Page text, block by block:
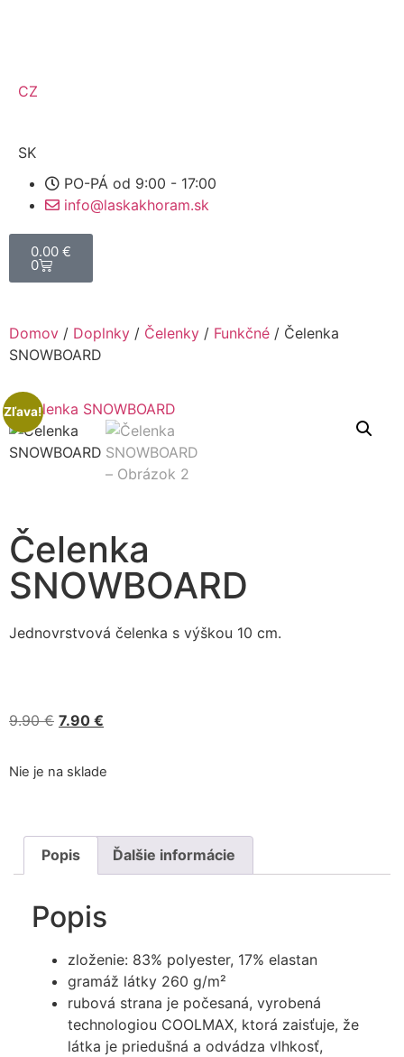
CZ
SK
PO-PÁ od 9:00 - 17:00
info@laskakhoram.sk
0.00 €
0
Domov / Doplnky / Čelenky / Funkčné / Čelenka
SNOWBOARD
Čelenka
SNOWBOARD
Jednovrstvová čelenka s výškou 10 cm.
9.90€ 7.90 €
Nie je na sklade
Zľava!
Popis Ďalšie informácie
Popis
zloženie: 83% polyester, 17% elastan
gramáž látky 260 g/m²
rubová strana je počesaná, vyrobená
technologiou COOLMAX, ktorá zaisťuje, že
látka je priedušná a odvádza vlhkosť,